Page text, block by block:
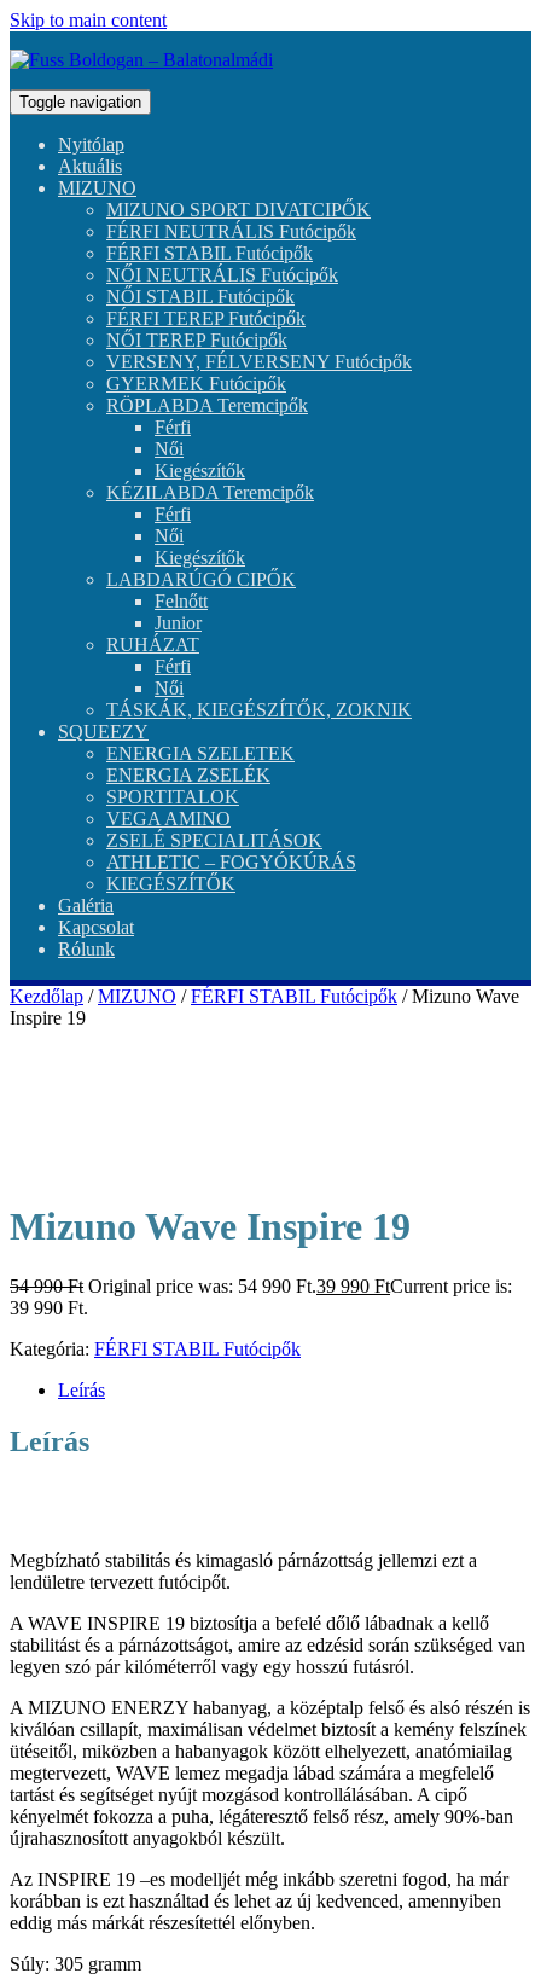
Skip to main content
Toggle navigation
Nyitólap
Aktuális
MIZUNO
MIZUNO SPORT DIVATCIPŐK
FÉRFI NEUTRÁLIS Futócipők
FÉRFI STABIL Futócipők
NŐI NEUTRÁLIS Futócipők
NŐI STABIL Futócipők
FÉRFI TEREP Futócipők
NŐI TEREP Futócipők
VERSENY, FÉLVERSENY Futócipők
GYERMEK Futócipők
RÖPLABDA Teremcipők
Férfi
Női
Kiegészítők
KÉZILABDA Teremcipők
Férfi
Női
Kiegészítők
LABDARÚGÓ CIPŐK
Felnőtt
Junior
RUHÁZAT
Férfi
Női
TÁSKÁK, KIEGÉSZÍTŐK, ZOKNIK
SQUEEZY
ENERGIA SZELETEK
ENERGIA ZSELÉK
SPORTITALOK
VEGA AMINO
ZSELÉ SPECIALITÁSOK
ATHLETIC – FOGYÓKÚRÁS
KIEGÉSZÍTŐK
Galéria
Kapcsolat
Rólunk
Kezdőlap /MIZUNO /FÉRFI STABIL Futócipők / Mizuno Wave
Inspire 19
Mizuno Wave Inspire 19
54 990Ft Original price was: 54 990 Ft.39 990 FtCurrent price is:
39 990 Ft.
Kategória: FÉRFI STABIL Futócipők
Leírás
Leírás
Megbízható stabilitás és kimagasló párnázottság jellemzi ezt a
lendületre tervezett futócipőt.
A WAVE INSPIRE 19 biztosítja a befelé dőlő lábadnak a kellő
stabilitást és a párnázottságot, amire az edzésid során szükséged van
legyen szó pár kilóméterről vagy egy hosszú futásról.
A MIZUNO ENERZY habanyag, a középtalp felső és alsó részén is
kiválóan csillapít, maximálisan védelmet biztosít a kemény felszínek
ütéseitől, miközben a habanyagok között elhelyezett, anatómiailag
megtervezett, WAVE lemez megadja lábad számára a megfelelő
tartást és segítséget nyújt mozgásod kontrollálásában. A cipő
kényelmét fokozza a puha, légáteresztő felső rész, amely 90%-ban
újrahasznosított anyagokból készült.
Az INSPIRE 19 –es modelljét még inkább szeretni fogod, ha már
korábban is ezt használtad és lehet az új kedvenced, amennyiben
eddig más márkát részesítettél előnyben.
Súly: 305 gramm